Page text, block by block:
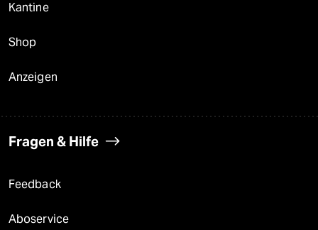
Kantine
Shop
Anzeigen
Fragen & Hilfe
Feedback
Aboservice